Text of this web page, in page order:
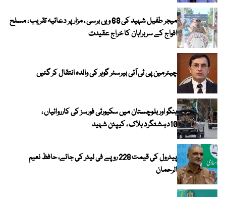
میجر طفیل شہید کی 68 ویں برسی ، مزار پر دعائیہ تقریب ، مسلح
افواج کے سربراہان کا خراج عقیدت
چیئرمین پی ٹی آئی بیرسٹر گوہر کی والدہ انتقال کر گئیں
ہنگو اور بلوچستان میں سکیورٹی فورسز کی کارروائیاں ،
10دہشتگرد ہلاک ، کیپٹن شہید
پیٹرول کی قیمت 228 روپے فی لیٹر کی جائے، حافظ نعیم
الرحمان